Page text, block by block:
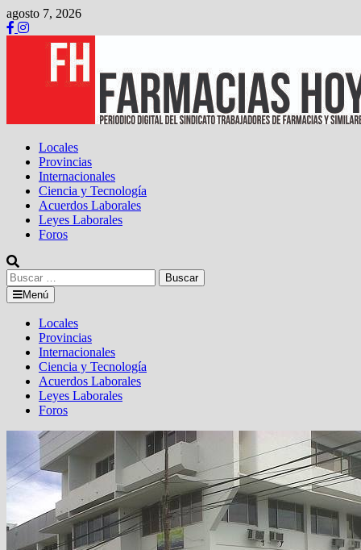
Saltar
al
contenido
agosto 7, 2026
Locales
Provincias
Internacionales
Ciencia y Tecnología
Acuerdos Laborales
Leyes Laborales
Foros
Buscar:
Menú
Locales
Provincias
Internacionales
Ciencia y Tecnología
Acuerdos Laborales
Leyes Laborales
Foros